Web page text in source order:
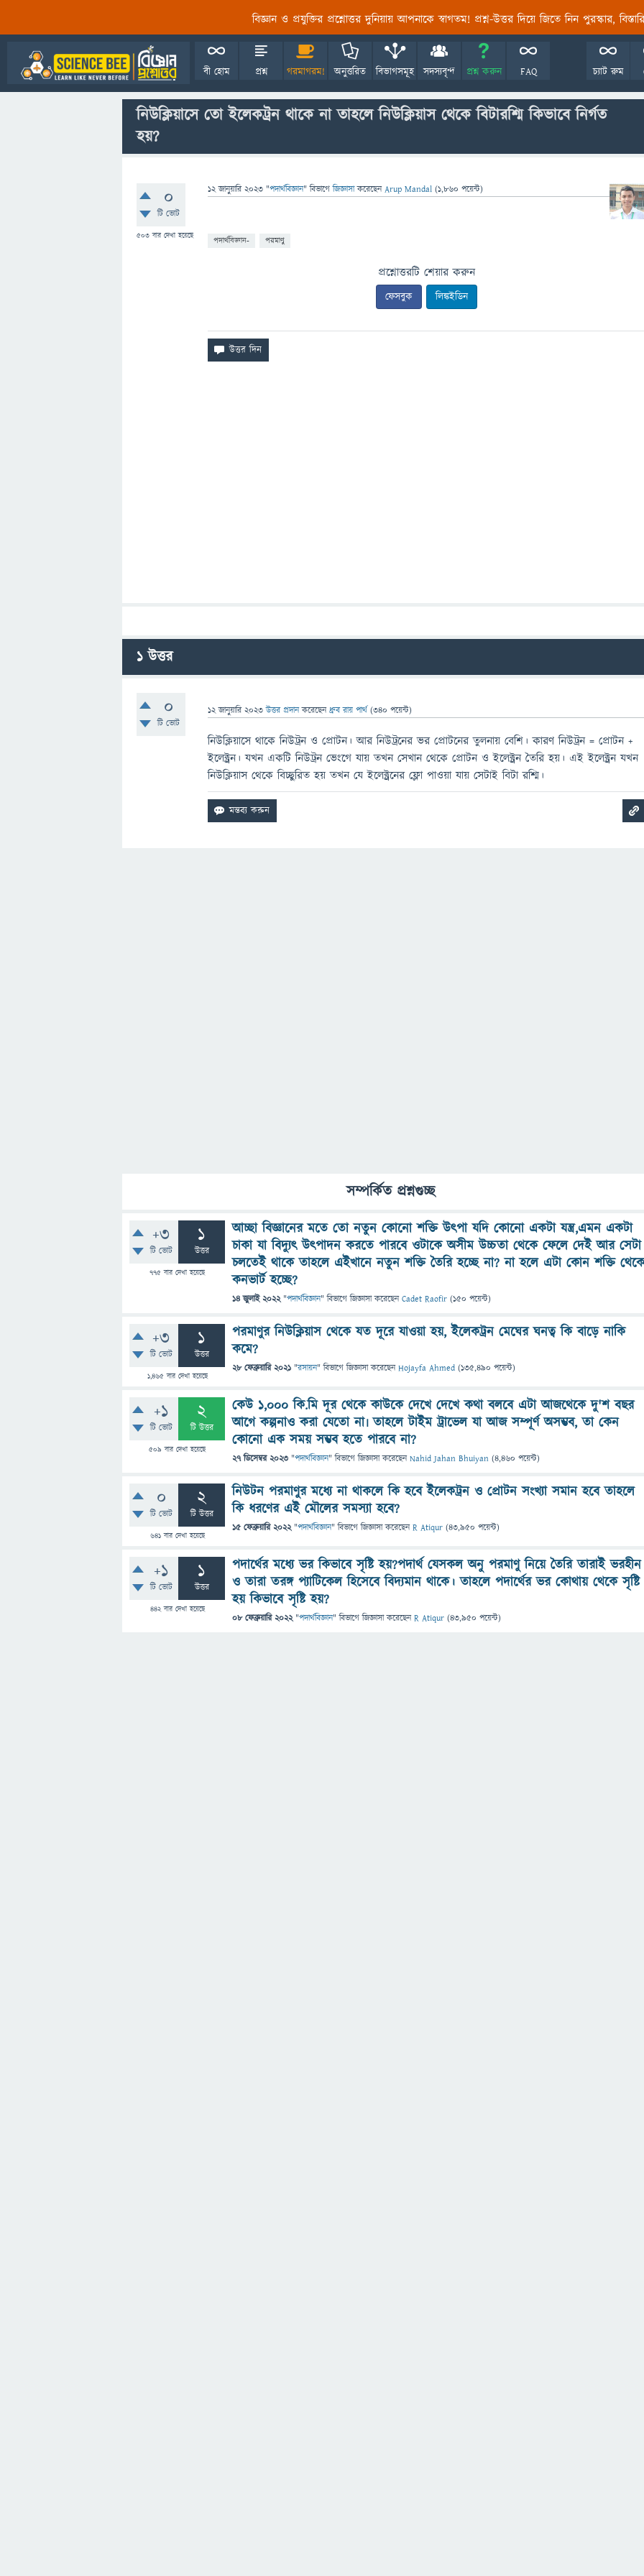
বিজ্ঞান ও প্রযুক্তির প্রশ্নোত্তর দুনিয়ায় আপনাকে স্বাগতম! প্রশ্ন-উত্তর দিয়ে জিতে নিন পুরস্কার,
বী হোম প্রশ্ন গরমাগরম! অনুত্তরিত বিভাগসমূহ সদস্যবৃন্দ প্রশ্ন করুন FAQ চ্যাট রুম
নিউক্লিয়াসে তো ইলেকট্রন থাকে না তাহলে নিউক্লিয়াস থেকে বিটারশ্মি কিভাবে নির্গত
হয়?
0
টি ভোট
503 বার দেখা হয়েছে
12 জানুয়ারি 2023 "পদার্থবিজ্ঞান" বিভাগে জিজ্ঞাসাকরেছেনArup Mandal (1,860 পয়েন্ট)
পদার্থবিজ্ঞান- পরমাণু
প্রশ্নোত্তরটি শেয়ার করুন
ফেসবুক লিঙ্কইডিন
1উত্তর
0
টি ভোট
12 জানুয়ারি 2023 উত্তর প্রদান করেছেনধ্রুব রায় পার্থ (340 পয়েন্ট)
নিউক্লিয়াসে থাকে নিউট্রন ও প্রোটন। আর নিউট্রনের ভর প্রোটনের তুলনায় বেশি। কারণ নিউট্রন = প্রোটন +
ইলেক্ট্রন। যখন একটি নিউট্রন ভেংগে যায় তখন সেখান থেকে প্রোটন ও ইলেক্ট্রন তৈরি হয়। এই ইলেক্ট্রন যখন
নিউক্লিয়াস থেকে বিচ্ছুরিত হয় তখন যে ইলেক্ট্রনের ফ্লো পাওয়া যায় সেটাই বিটা রশ্মি।
সম্পর্কিত প্রশ্নগুচ্ছ
+3
টি ভোট
1
উত্তর
775 বার দেখা হয়েছে
আচ্ছা বিজ্ঞানের মতে তো নতুন কোনো শক্তি উৎপা যদি কোনো একটা যন্ত্র,এমন একটা
চাকা যা বিদ্যুৎ উৎপাদন করতে পারবে ওটাকে অসীম উচ্চতা থেকে ফেলে দেই আর সেটা
চলতেই থাকে তাহলে এইখানে নতুন শক্তি তৈরি হচ্ছে না? না হলে এটা কোন শক্তি থেকে
কনভার্ট হচ্ছে?
14 জুলাই 2022 "পদার্থবিজ্ঞান" বিভাগে জিজ্ঞাসাকরেছেনCadet Raofir (150 পয়েন্ট)
+3
টি ভোট
1
উত্তর
1,465বার দেখা হয়েছে
পরমাণুর নিউক্লিয়াস থেকে যত দূরে যাওয়া হয়, ইলেকট্রন মেঘের ঘনত্ব কি বাড়ে নাকি
কমে?
28 ফেব্রুয়ারি 2021 "রসায়ন" বিভাগে জিজ্ঞাসাকরেছেনHojayfa Ahmed (135,490 পয়েন্ট)
+1
টি ভোট
2
টি উত্তর
509 বার দেখা হয়েছে
কেউ ১,০০০ কি.মি দূর থেকে কাউকে দেখে দেখে কথা বলবে এটা আজথেকে দু'শ বছর
আগে কল্পনাও করা যেতো না৷ তাহলে টাইম ট্রাভেল যা আজ সম্পূর্ণ অসম্ভব, তা কেন
কোনো এক সময় সম্ভব হতে পারবে না?
27 ডিসেম্বর 2023 "পদার্থবিজ্ঞান" বিভাগে জিজ্ঞাসাকরেছেনNahid Jahan Bhuiyan (4,460 পয়েন্ট)
0
টি ভোট
2
টি উত্তর
641বার দেখা হয়েছে
নিউটন পরমাণুর মধ্যে না থাকলে কি হবে ইলেকট্রন ও প্রোটন সংখ্যা সমান হবে তাহলে
কি ধরণের এই মৌলের সমস্যা হবে?
15 ফেব্রুয়ারি 2022 "পদার্থবিজ্ঞান" বিভাগে জিজ্ঞাসাকরেছেনR Atiqur (43,950 পয়েন্ট)
+1
টি ভোট
1
উত্তর
442বার দেখা হয়েছে
পদার্থের মধ্যে ভর কিভাবে সৃষ্টি হয়?পদার্থ যেসকল অনু পরমাণু নিয়ে তৈরি তারাই ভরহীন
ও তারা তরঙ্গ প্যাটিকেল হিসেবে বিদ্যমান থাকে। তাহলে পদার্থের ভর কোথায় থেকে সৃষ্টি
হয় কিভাবে সৃষ্টি হয়?
08 ফেব্রুয়ারি 2022 "পদার্থবিজ্ঞান" বিভাগে জিজ্ঞাসাকরেছেনR Atiqur (43,950 পয়েন্ট)